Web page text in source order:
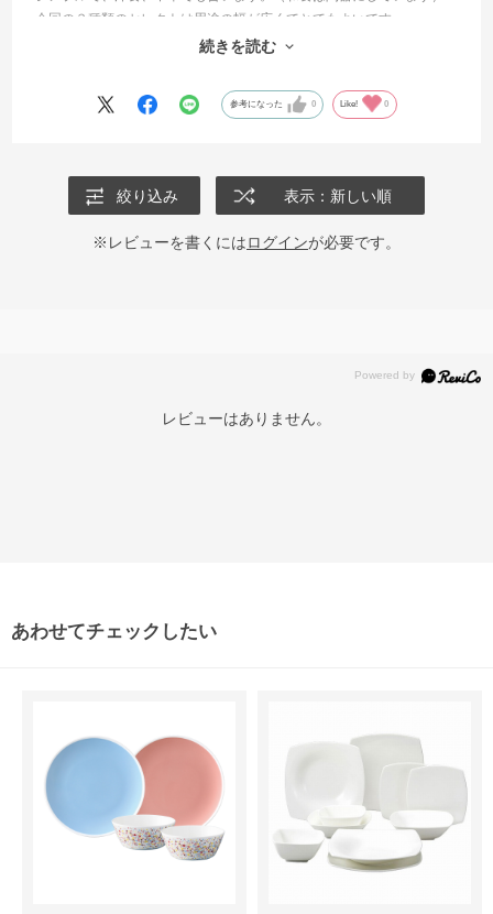
今回の３種類のセレクトは用途の幅が広くてとてもよいです。
ただ、プレートは中間のサイズが欲しくなり、追加注文してしまいま
続きを読む
参考になった 0 Like! 0
絞り込み 表示：新しい順
※レビューを書くにはログインが必要です。
レビューはありません。
あわせてチェックしたい